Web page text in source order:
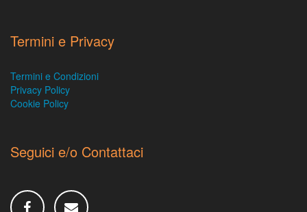
Termini e Privacy
Termini e Condizioni
Privacy Policy
Cookie Policy
Seguici e/o Contattaci